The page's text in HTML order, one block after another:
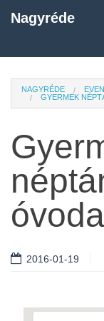
Nagyréde
NAGYRÉDE
GYERMEK
óvoda
2016-01-19